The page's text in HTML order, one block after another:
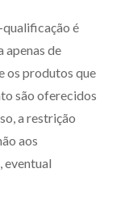
é
de
os produtos que
são oferecidos
a restrição
aos
eventual